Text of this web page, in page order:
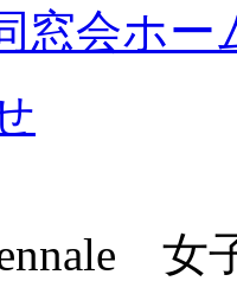
窓会ホー
女